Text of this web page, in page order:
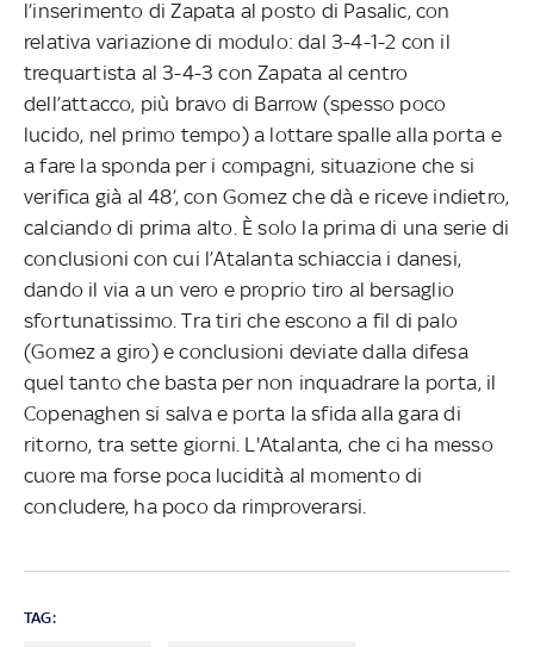
l’inserimento di Zapata al posto di Pasalic, con
relativa variazione di modulo: dal 3-4-1-2 con il
trequartista al 3-4-3 con Zapata al centro
dell’attacco, più bravo di Barrow (spesso poco
lucido, nel primo tempo) a lottare spalle alla porta e
a fare la sponda per i compagni, situazione che si
verifica già al 48’, con Gomez che dà e riceve indietro,
calciando di prima alto. È solo la prima di una serie di
conclusioni con cui l’Atalanta schiaccia i danesi,
dando il via a un vero e proprio tiro al bersaglio
sfortunatissimo. Tra tiri che escono a fil di palo
(Gomez a giro) e conclusioni deviate dalla difesa
quel tanto che basta per non inquadrare la porta, il
Copenaghen si salva e porta la sfida alla gara di
ritorno, tra sette giorni. L'Atalanta, che ci ha messo
cuore ma forse poca lucidità al momento di
concludere, ha poco da rimproverarsi.
TAG: